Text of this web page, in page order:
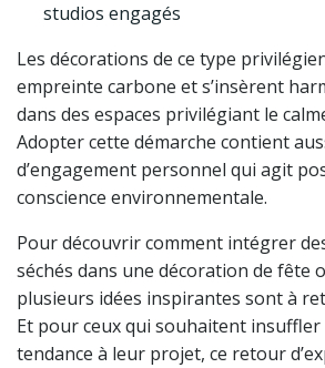
studios engagés
Les décorations de ce type
empreinte carbone et s’insèrent
dans des espaces privilégiant le
Adopter cette démarche contient
d’engagement personnel qui agit
conscience environnementale.
Pour découvrir comment intégrer
séchés dans une décoration de fête
plusieurs idées inspirantes sont à
Et pour ceux qui souhaitent
tendance à leur projet, ce retour